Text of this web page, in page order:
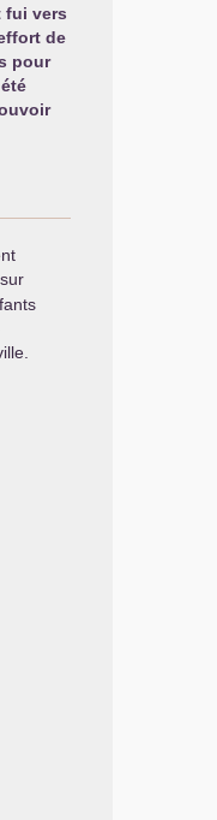
fui vers
de
pour